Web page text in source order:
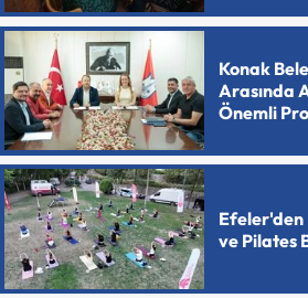
Konak
Arasında
Önemli
Efeler'den
ve Pilates